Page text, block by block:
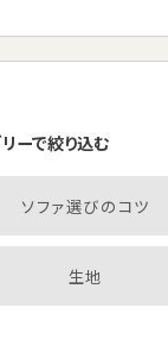
ーで絞り込む
ソファ選びのコツ
生地